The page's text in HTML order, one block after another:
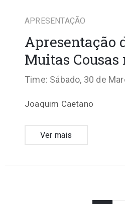
APRESENTAÇÃO
Apresentação
Muitas Cousas
Time: Sábado, 30 de
Joaquim Caetano
Ver mais